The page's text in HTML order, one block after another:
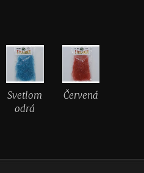
Svetlom
odrá
Červená